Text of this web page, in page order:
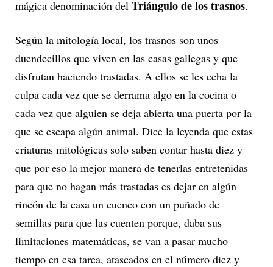
mágica denominación del Triángulo de los trasnos.
Según la mitología local, los trasnos son unos
duendecillos que viven en las casas gallegas y que
disfrutan haciendo trastadas. A ellos se les echa la
culpa cada vez que se derrama algo en la cocina o
cada vez que alguien se deja abierta una puerta por la
que se escapa algún animal. Dice la leyenda que estas
criaturas mitológicas solo saben contar hasta diez y
que por eso la mejor manera de tenerlas entretenidas
para que no hagan más trastadas es dejar en algún
rincón de la casa un cuenco con un puñado de
semillas para que las cuenten porque, daba sus
limitaciones matemáticas, se van a pasar mucho
tiempo en esa tarea, atascados en el número diez y